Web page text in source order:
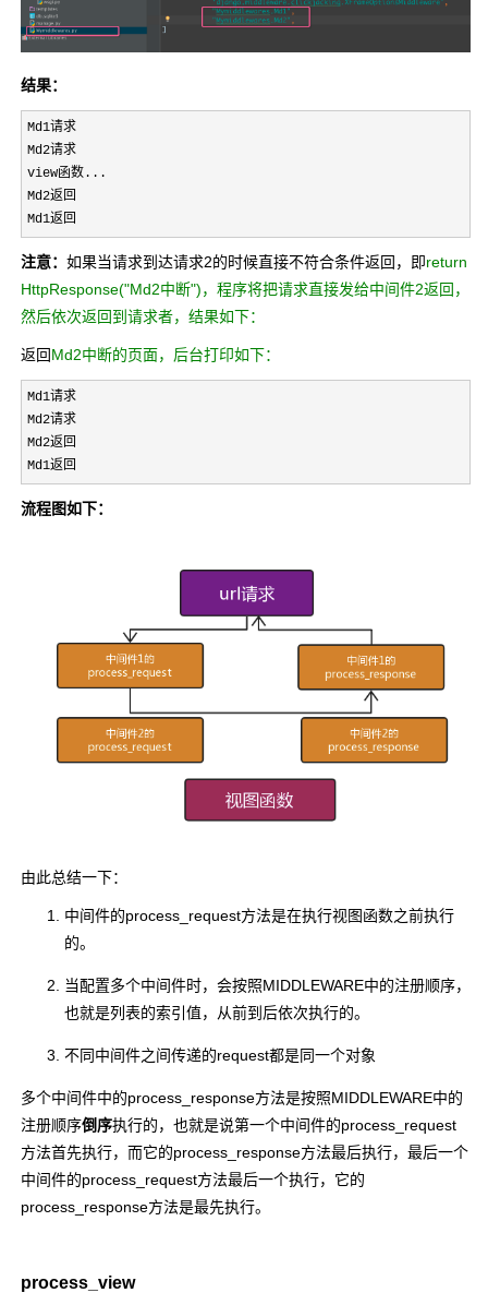
结果：
Md1请求
Md2请求
view函数...
Md2返回
Md1返回
注意： 如果当请求到达请求2的时候直接不符合条件返回，即return
HttpResponse("Md2中断")，程序将把请求直接发给中间件2返回，
然后依次返回到请求者，结果如下：
返回Md2中断的页面，后台打印如下：
Md1请求
Md2请求
Md2返回
Md1返回
流程图如下：
由此总结一下：
中间件的process_request方法是在执行视图函数之前执行
的。
当配置多个中间件时，会按照MIDDLEWARE中的注册顺序，
也就是列表的索引值，从前到后依次执行的。
不同中间件之间传递的request都是同一个对象
多个中间件中的process_response方法是按照MIDDLEWARE中的
注册顺序倒序执行的，也就是说第一个中间件的process_request
方法首先执行，而它的process_response方法最后执行，最后一个
中间件的process_request方法最后一个执行，它的
process_response方法是最先执行。
process_view